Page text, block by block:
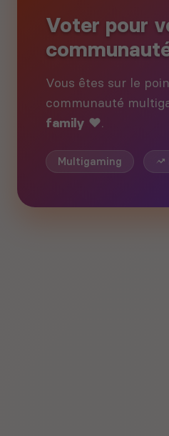
Voter pour
Vous êtes sur le
communauté
family ❤️.
Multigaming